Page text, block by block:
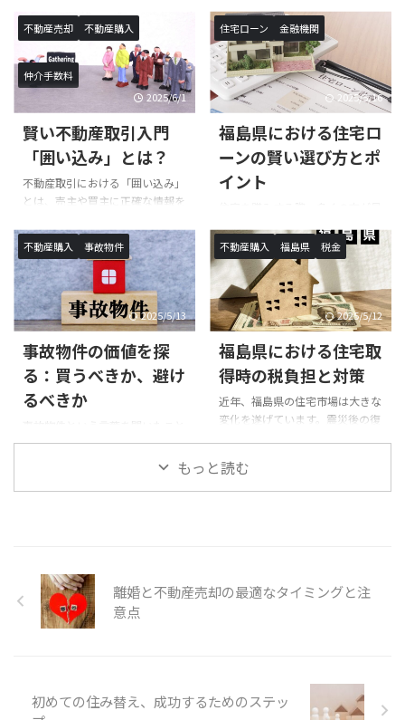
する理解を深めることで、あなた
の不動産購入への賢明な判断のお
手伝いをします。最後には実際の
不動産購入者からの体験談を交え
て、読み応えのある一冊です。 #
税金 #不動産取得税 #税制 ...
います。さらに、鏡石町での不動
産取引における不動産取得税の注
意点もご紹介しますので、ぜひご
覧 ...
住宅を購入する際に多くの方が利
用する住宅ローンですが、その控
除制度を上手に活用することで、
大きな節税効果を得ることができ
ます。このコラムでは、福島県で
住宅ローン控除を検討されている
方に向けて、その仕組みや注意点
を詳しく解説します。最新の法律
情報を基にした控除額の計算方法
や、申請時に必要な書類の準備ポ
イントなど、専門的な知識を踏ま
近年の税制改正や今後の動向につ
いても触れ、住宅購入を検討する
上でのヒントになるような情報を
提供します。 #マイホーム #住宅
ローン #住まい #家づく ...
ホームの取得は人生の中でも大き
な決断であり、そのためにはしっ
かりとした知識と計画が必要で
す。しかし、住宅ローンについて
の情報は多岐にわたり、初めての
方には特に難解に感じられること
もあるでしょう。そのため、本コ
ラムでは住宅ローン選びに必要な
基礎知識や注意点を詳しく解説し
ていきます。まず、住宅ローンの
す。続いて、審査基準や金利の仕
組みを把握し、ライフプランとの
整 ...
不動産売却 不動産購入
仲介手数料
2025/6/1
賢い不動産取引入門
「囲い込み」とは？
不動産取引における「囲い込み」
とは、売主や買主に正確な情報を
しようとする行為を指します。
[br-xs]特に、不動産会社が自社の
利益を優先するため、物件情報を
隠してしまうことがあります。
[br-xs]この記事では囲い込みの背
後にある要因と、その影響につい
て詳しく説明します。[br-xs]ま
た、囲い込みを避けるための具体
的な対策や、国が行っている規制
についても触れます。[br-xs]2025
年には新たな規制が施行され、不
住宅ローン 金融機関
2025/5/16
福島県における住宅ロ
ーンの賢い選び方とポ
イント
択です。家族の未来を考えたと
き、最も大きな買い物である住宅
を手に入れるためには、適切な住
宅ローンを選ぶことが不可欠で
す。[br-xs]住宅ローンは数十年に
わたって返済が続くため、その内
容や条件によって中長期的な生活
に大きく影響することになりま
す。[br-xs]特に福島県において
は、地域特有の住宅市場の動向が
見られ、そこでの住宅ローン選び
は一層重要性を増しています。限
られた予算やライフスタイルに応
じて、最適な住宅ローンを見つけ
出すには、いくつかのポ ...
不動産購入 事故物件
2025/5/13
事故物件の価値を探
る：買うべきか、避け
るべきか
事故物件という言葉を聞いたこと
がある方は多いでしょう。しか
し、具体的に何を指すのかをご存
知でしょうか。事故物件とは、過
す。[br-xs]しかし、最近では事故
物件への関心が高まり、その購入
を検討する方も増えてきていま
とリスク、さらに選ぶ際の判断基
準について ...
不動産購入 福島県 税金
2025/5/12
福島県における住宅取
得時の税負担と対策
近年、福島県の住宅市場は大きな
変化を遂げています。震災後の復
宅を取得する際の税負担は依然と
して重要な課題です。[br-xs]特
免許税、不動産取得税などのさま
もっと読む
離婚と不動産売却の最適なタイミングと注
意点
初めての住み替え、成功するためのステッ